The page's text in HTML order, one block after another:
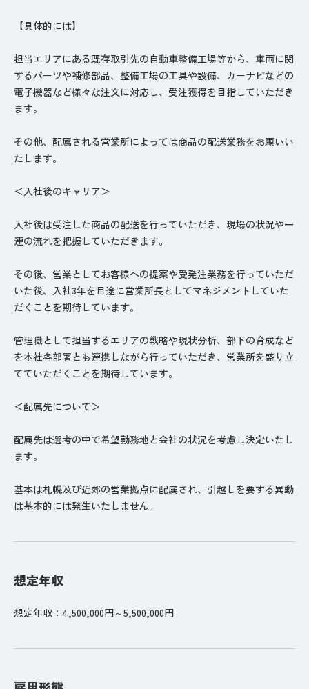
【具体的には】
担当エリアにある既存取引先の自動車整備工場等から、車両に関
するパーツや補修部品、整備工場の工具や設備、カーナビなどの
電子機器など様々な注文に対応し、受注獲得を目指していただき
ます。
その他、配属される営業所によっては商品の配送業務をお願いい
たします。
＜入社後のキャリア＞
入社後は受注した商品の配送を行っていただき、現場の状況や一
連の流れを把握していただきます。
その後、営業としてお客様への提案や受発注業務を行っていただ
いた後、入社3年を目途に営業所長としてマネジメントしていた
だくことを期待しています。
管理職として担当するエリアの戦略や現状分析、部下の育成など
を本社各部署とも連携しながら行っていただき、営業所を盛り立
てていただくことを期待しています。
＜配属先について＞
配属先は選考の中で希望勤務地と会社の状況を考慮し決定いたし
ます。
基本は札幌及び近郊の営業拠点に配属され、引越しを要する異動
は基本的には発生いたしません。
想定年収
想定年収：4,500,000円～5,500,000円